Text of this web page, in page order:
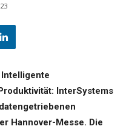
Intelligente
InterSystems
Hannover-Messe. Die